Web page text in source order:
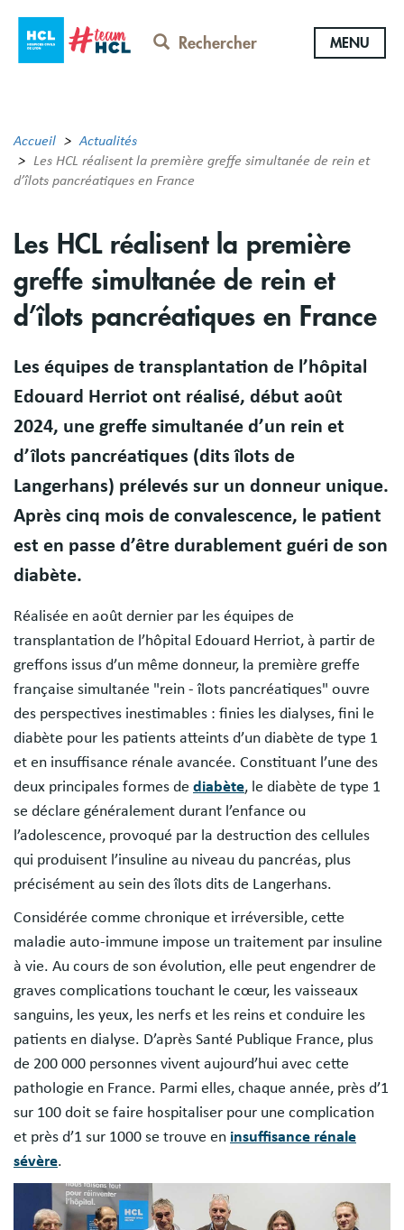
contenu
Rechercher MENU
Accueil
Actualités
Les HCL réalisent la première greffe simultanée de rein et
d’îlots pancréatiques en France
Les HCL réalisent la première
greffe simultanée de rein et
d’îlots pancréatiques en France
Les équipes de transplantation de l’hôpital
Edouard Herriot ont réalisé, début août
2024, une greffe simultanée d’un rein et
d’îlots pancréatiques (dits îlots de
Langerhans) prélevés sur un donneur unique.
Après cinq mois de convalescence, le patient
est en passe d’être durablement guéri de son
diabète.
Réalisée en août dernier par les équipes de
transplantation de l’hôpital Edouard Herriot, à partir de
greffons issus d’un même donneur, la première greffe
française simultanée "rein - îlots pancréatiques" ouvre
des perspectives inestimables : finies les dialyses, fini le
diabète pour les patients atteints d’un diabète de type 1
et en insuffisance rénale avancée. Constituant l’une des
deux principales formes de diabète, le diabète de type 1
se déclare généralement durant l’enfance ou
l’adolescence, provoqué par la destruction des cellules
qui produisent l’insuline au niveau du pancréas, plus
précisément au sein des îlots dits de Langerhans.
Considérée comme chronique et irréversible, cette
maladie auto-immune impose un traitement par insuline
à vie. Au cours de son évolution, elle peut engendrer de
graves complications touchant le cœur, les vaisseaux
sanguins, les yeux, les nerfs et les reins et conduire les
patients en dialyse. D’après Santé Publique France, plus
de 200 000 personnes vivent aujourd’hui avec cette
pathologie en France. Parmi elles, chaque année, près d’1
sur 100 doit se faire hospitaliser pour une complication
et près d’1 sur 1000 se trouve en insuffisance rénale
sévère.